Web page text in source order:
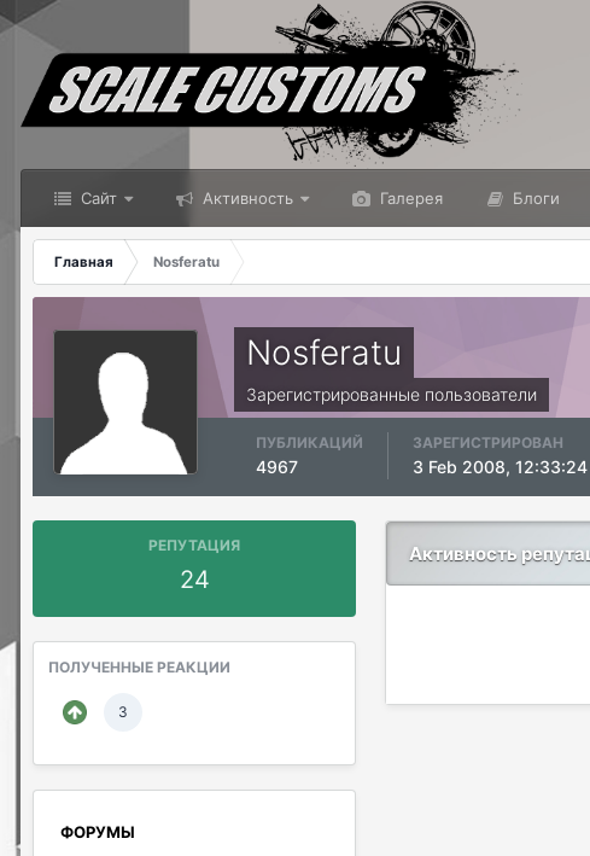
Сайт Активность Галерея Блоги
Главная Nosferatu
Nosferatu
Зарегистрированные пользователи
ПУБЛИКАЦИЙ
4967
ЗАРЕГИСТРИРОВАН
3 Feb 2008, 12:33:24
РЕПУТАЦИЯ
24
ПОЛУЧЕННЫЕ РЕАКЦИИ
3
ФОРУМЫ
Активность